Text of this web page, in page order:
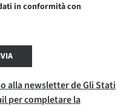
in conformità con
alla newsletter de Gli Stati
per completare la